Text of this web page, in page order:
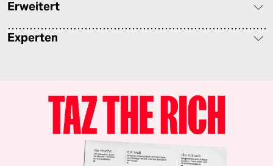
Erweitert
Experten